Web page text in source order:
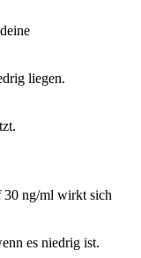
liegen.
30 ng/ml wirkt sich
es niedrig ist.